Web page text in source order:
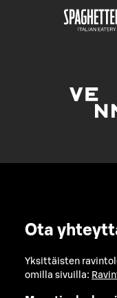
Ota
Yksittäisten
omilla sivuilla: